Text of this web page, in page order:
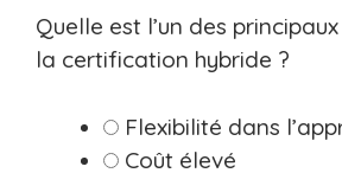
Quelle est l’un des
la certification hybride ?
Flexibilité dans
Coût élevé